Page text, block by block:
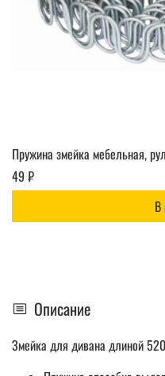
Пружина змейка мебельная,
49 ₽
В
Описание
Змейка для дивана длиной